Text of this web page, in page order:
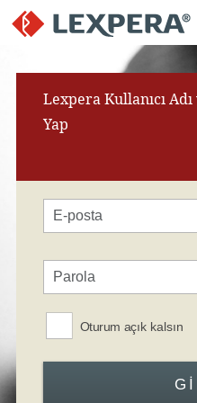
Lexpera Kullanıcı
Yap
Oturum açık kalsın